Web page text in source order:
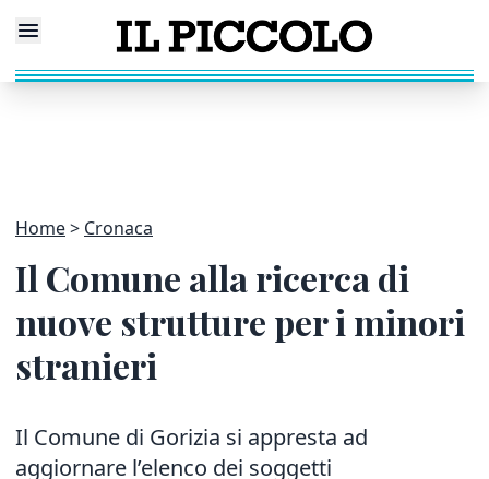
Home Cronaca
Il Comune alla ricerca di
nuove strutture per i minori
stranieri
Il Comune di Gorizia si appresta ad
aggiornare l’elenco dei soggetti